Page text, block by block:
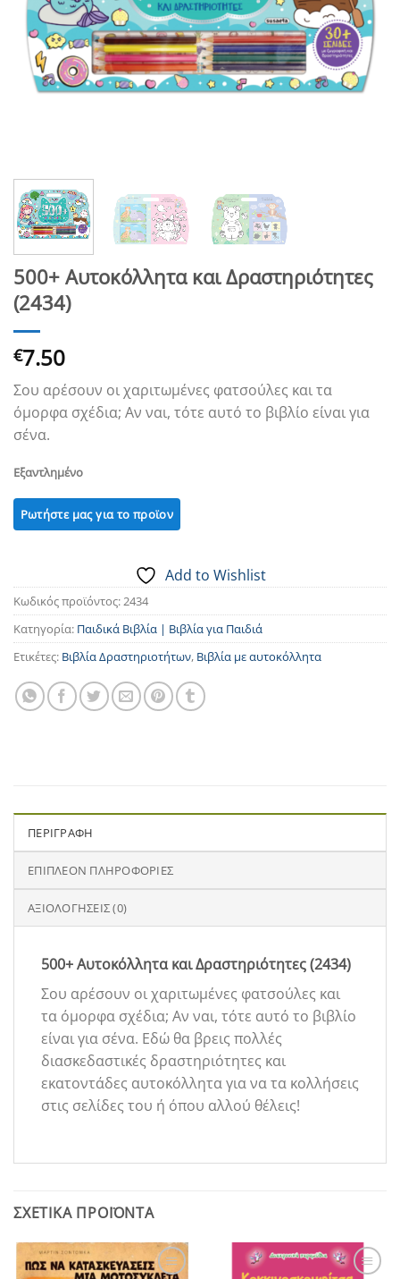
500+ Αυτοκόλλητα και Δραστηριότητες
(2434)
€7.50
Σου αρέσουν οι χαριτωμένες φατσούλες και τα
όμορφα σχέδια; Αν ναι, τότε αυτό το βιβλίο είναι για
σένα.
Εξαντλημένο
Add to Wishlist
Κωδικός προϊόντος:2434
Κατηγορία: Παιδικά Βιβλία | Βιβλία για Παιδιά
Ετικέτες: Βιβλία Δραστηριοτήτων, Βιβλία με αυτοκόλλητα
ΠΕΡΙΓΡΑΦΉ
ΕΠΙΠΛΈΟΝ ΠΛΗΡΟΦΟΡΊΕΣ
ΑΞΙΟΛΟΓΉΣΕΙΣ (0)
500+ Αυτοκόλλητα και Δραστηριότητες (2434)
Σου αρέσουν οι χαριτωμένες φατσούλες και
τα όμορφα σχέδια; Αν ναι, τότε αυτό το βιβλίο
είναι για σένα. Εδώ θα βρεις πολλές
διασκεδαστικές δραστηριότητες και
εκατοντάδες αυτοκόλλητα για να τα κολλήσεις
στις σελίδες του ή όπου αλλού θέλεις!
ΣΧΕΤΙΚΆ ΠΡΟΪΌΝΤΑ